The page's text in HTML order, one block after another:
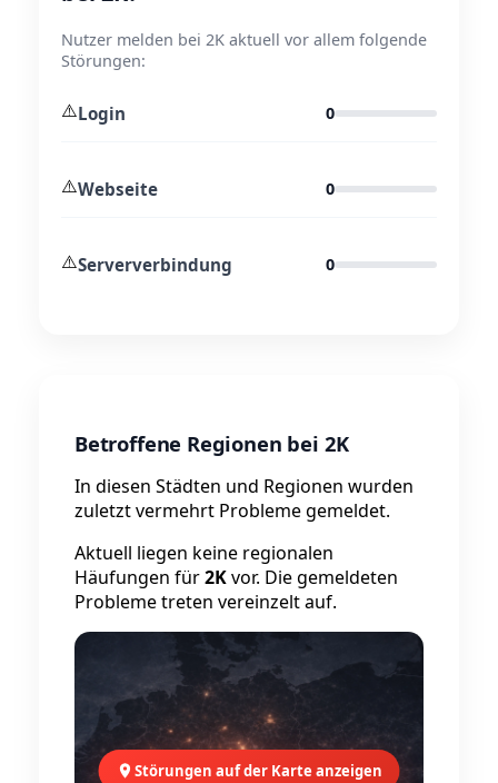
Nutzer melden bei 2K aktuell vor allem folgende
Störungen:
⚠️Login 0
⚠️Webseite 0
⚠️Serververbindung 0
Betroffene Regionen bei 2K
In diesen Städten und Regionen wurden
zuletzt vermehrt Probleme gemeldet.
Aktuell liegen keine regionalen
Häufungen für2Kvor. Die gemeldeten
Probleme treten vereinzelt auf.
Störungen auf der Karte anzeigen